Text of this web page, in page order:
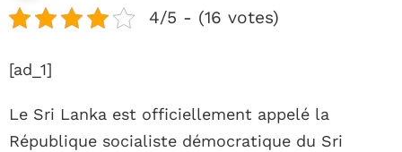
4/5 - (16 votes)
[ad_1]
Le Sri Lanka est officiellement appelé la
République socialiste démocratique du Sri